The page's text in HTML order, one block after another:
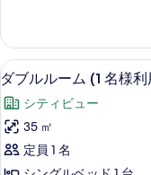
ル
ー
ム
の
す
べ
ー
ド
ダ
ブ
ル
ル
ム
ダ
ブ
ル
ル
ー
10
ダブルルーム (1 名様利
シティビュー
35 ㎡
定員 1 名